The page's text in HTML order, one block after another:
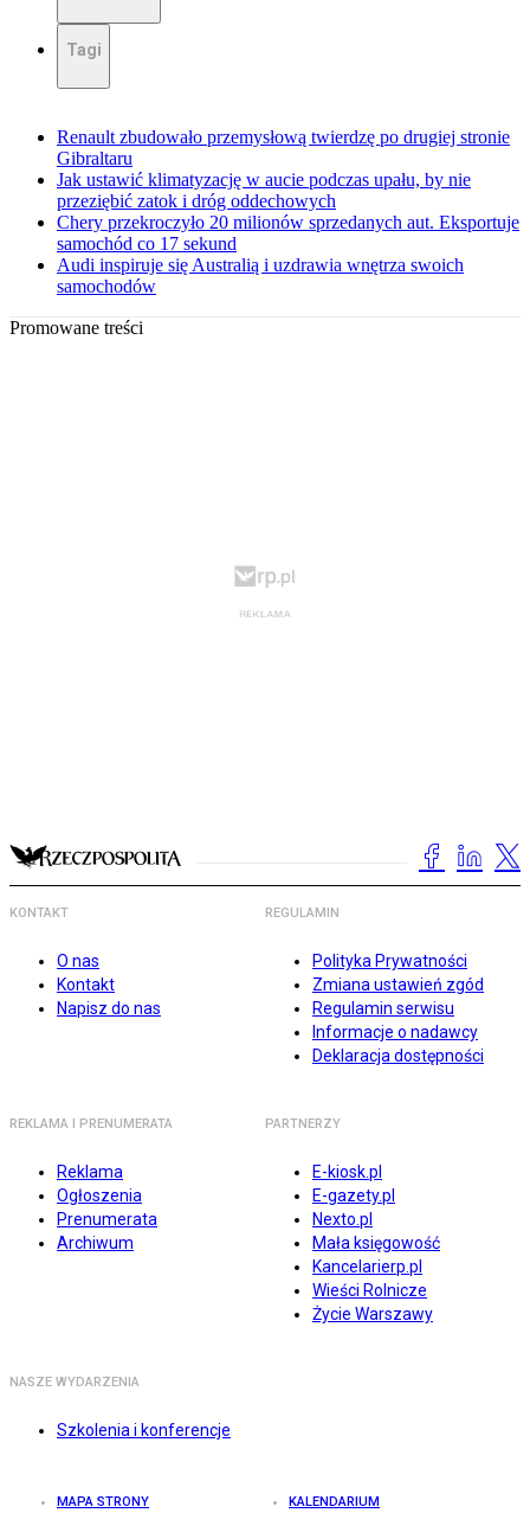
Tagi
Renault zbudowało przemysłową twierdzę po drugiej stronie
Gibraltaru
Jak ustawić klimatyzację w aucie podczas upału, by nie
przeziębić zatok i dróg oddechowych
Chery przekroczyło 20 milionów sprzedanych aut. Eksportuje
samochód co 17 sekund
Audi inspiruje się Australią i uzdrawia wnętrza swoich
samochodów
Promowane treści
KONTAKT
O nas
Kontakt
Napisz do nas
REGULAMIN
Polityka Prywatności
Zmiana ustawień zgód
Regulamin serwisu
Informacje o nadawcy
Deklaracja dostępności
REKLAMA I PRENUMERATA
Reklama
Ogłoszenia
Prenumerata
Archiwum
PARTNERZY
E-kiosk.pl
E-gazety.pl
Nexto.pl
Mała księgowość
Kancelarierp.pl
Wieści Rolnicze
Życie Warszawy
NASZE WYDARZENIA
Szkolenia i konferencje
MAPA STRONY KALENDARIUM